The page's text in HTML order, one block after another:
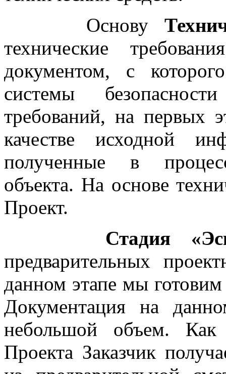
Основу
технические
документом, с
системы
требований, на первых
качестве исходной
полученные в
объекта. На основе
Проект.
Стадия
предварительных
данном этапе мы
Документация на
небольшой объем. Как
Проекта Заказчик